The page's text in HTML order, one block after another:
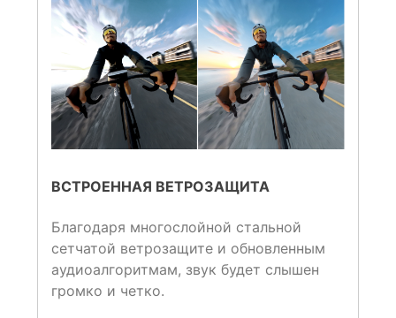
ВСТРОЕННАЯ ВЕТРОЗАЩИТА
Благодаря многослойной стальной
сетчатой ​​ветрозащите и обновленным
аудиоалгоритмам, звук будет слышен
громко и четко.